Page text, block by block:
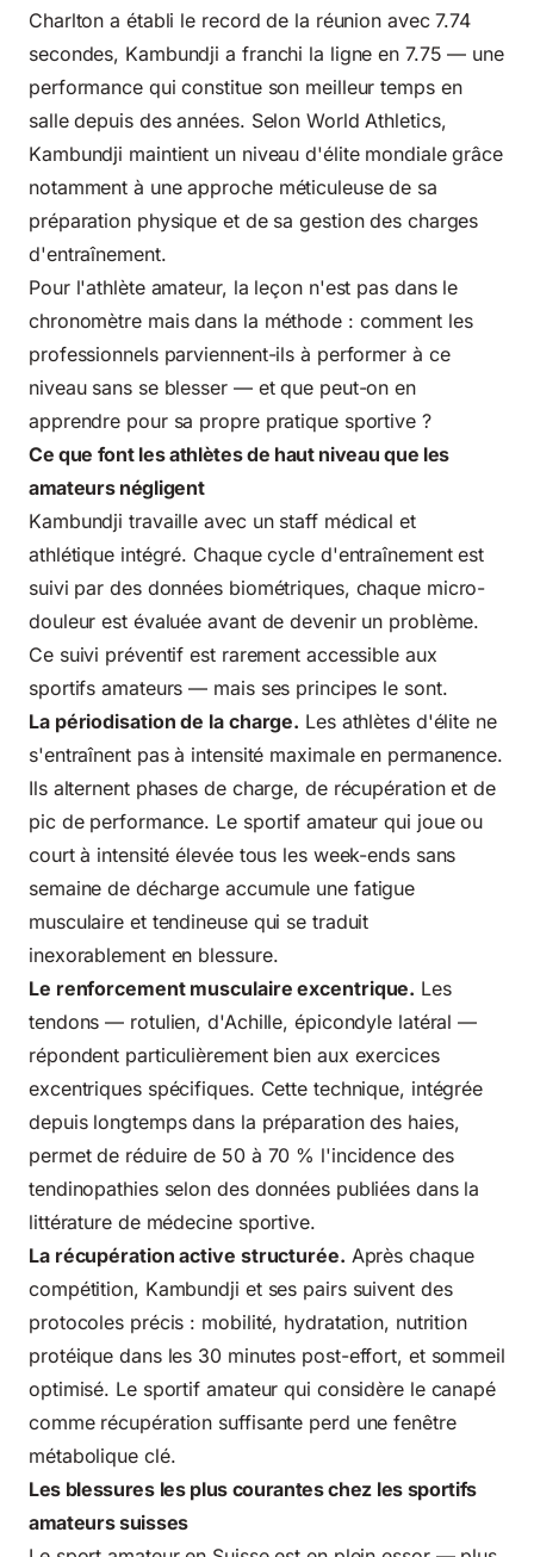
Charlton a établi le record de la réunion avec 7.74
secondes, Kambundji a franchi la ligne en 7.75 — une
performance qui constitue son meilleur temps en
salle depuis des années. SelonWorld Athletics,
Kambundji maintient un niveau d'élite mondiale grâce
notamment à une approche méticuleuse de sa
préparation physique et de sa gestion des charges
d'entraînement.
Pour l'athlète amateur, la leçon n'est pas dans le
chronomètre mais dans la méthode : comment les
professionnels parviennent-ils à performer à ce
niveau sans se blesser — et que peut-on en
apprendre pour sa propre pratique sportive ?
Ce que font les athlètes de haut niveau que les
amateurs négligent
Kambundji travaille avec un staff médical et
athlétique intégré. Chaque cycle d'entraînement est
suivi par des données biométriques, chaque micro-
douleur est évaluée avant de devenir un problème.
Ce suivi préventif est rarement accessible aux
sportifs amateurs — mais ses principes le sont.
La périodisation de la charge. Les athlètes d'élite ne
s'entraînent pas à intensité maximale en permanence.
Ils alternent phases de charge, de récupération et de
pic de performance. Le sportif amateur qui joue ou
court à intensité élevée tous les week-ends sans
semaine de décharge accumule une fatigue
musculaire et tendineuse qui se traduit
inexorablement en blessure.
Le renforcement musculaire excentrique. Les
tendons — rotulien, d'Achille, épicondyle latéral —
répondent particulièrement bien aux exercices
excentriques spécifiques. Cette technique, intégrée
depuis longtemps dans la préparation des haies,
permet de réduire de 50 à 70 % l'incidence des
tendinopathies selon des données publiées dans la
littérature de médecine sportive.
La récupération active structurée. Après chaque
compétition, Kambundji et ses pairs suivent des
protocoles précis : mobilité, hydratation, nutrition
protéique dans les 30 minutes post-effort, et sommeil
optimisé. Le sportif amateur qui considère le canapé
comme récupération suffisante perd une fenêtre
métabolique clé.
Les blessures les plus courantes chez les sportifs
amateurs suisses